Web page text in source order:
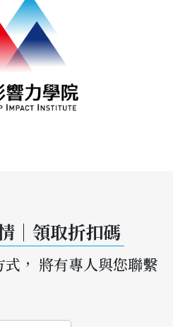
｜領取折扣碼
， 將有專人與您聯繫